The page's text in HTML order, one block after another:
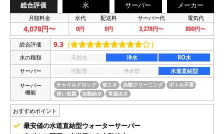
総合評価 水 サーバー メーカー
月額料金 水代 配送料 サーバー代 電気代
4,078円〜 0円 0円 3,278円〜 800円〜
総合評価 9.3 ［ ］
水の種類 天然水 浄水
RO水
サーバー
宅配型 浄水型
水道直結型
サーバー
機能
チャイルドロック 省エネ 自動クリーニング
ボトル不要
使い放題
自動給水 常温出水
おすすめポイント
最安値の水道直結型ウォーターサーバー